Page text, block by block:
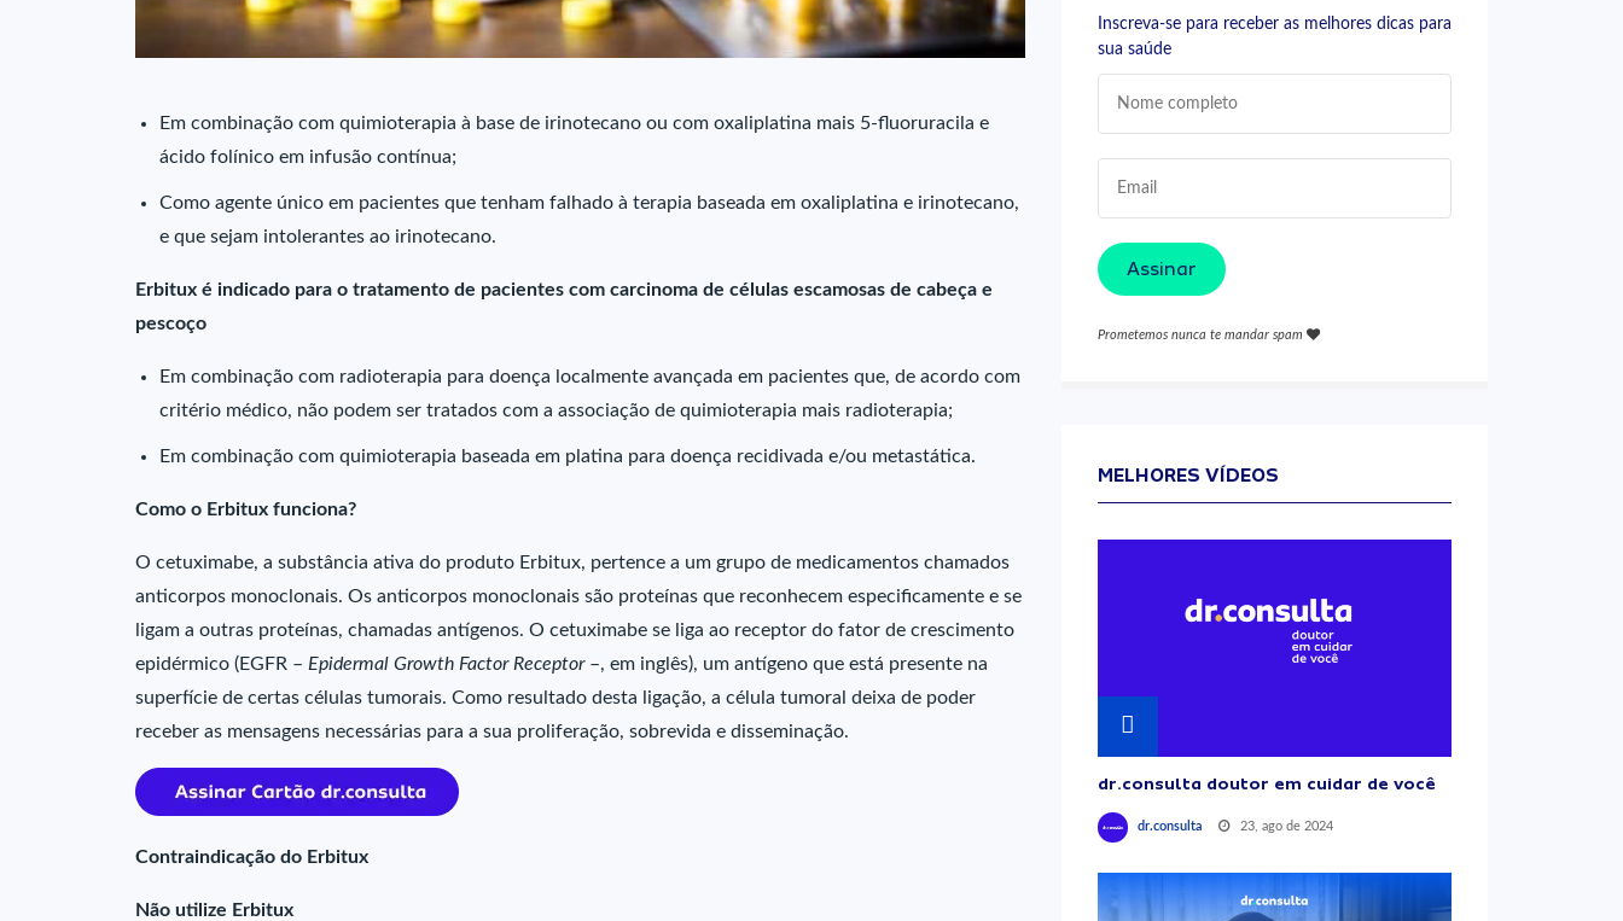
Em combinação com quimioterapia à base de irinotecano ou com oxaliplatina mais 5-fluoruracila e
ácido folínico em infusão contínua;
Como agente único em pacientes que tenham falhado à terapia baseada em oxaliplatina e irinotecano,
e que sejam intolerantes ao irinotecano.
Erbitux é indicado para o tratamento de pacientes com carcinoma de células escamosas de cabeça e
pescoço
Em combinação com radioterapia para doença localmente avançada em pacientes que, de acordo com
critério médico, não podem ser tratados com a associação de quimioterapia mais radioterapia;
Em combinação com quimioterapia baseada em platina para doença recidivada e/ou metastática.
Como o Erbitux funciona?
O cetuximabe, a substância ativa do produto Erbitux, pertence a um grupo de medicamentos chamados
anticorpos monoclonais. Os anticorpos monoclonais são proteínas que reconhecem especificamente e se
ligam a outras proteínas, chamadas antígenos. O cetuximabe se liga ao receptor do fator de crescimento
epidérmico (EGFR – Epidermal Growth Factor Receptor –, em inglês), um antígeno que está presente na
superfície de certas células tumorais. Como resultado desta ligação, a célula tumoral deixa de poder
receber as mensagens necessárias para a sua proliferação, sobrevida e disseminação.
Contraindicação do Erbitux
Não utilize Erbitux
Inscreva-se para receber as melhores dicas para
sua saúde
Assinar
Prometemos nunca te mandar spam
MELHORES VÍDEOS
dr.consulta doutor em cuidar de você
dr.consulta 23, ago de 2024